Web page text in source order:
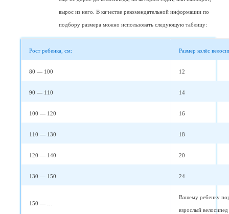
вырос из него. В качестве рекомендательной информации по
подбору размера можно использовать следующую таблицу:
Рост ребенка, см: Размер колёс
80 — 100 12
90 — 110 14
100 — 120 16
110 — 130 18
120 — 140 20
130 — 150 24
150 — …
Вашему ребенку
взрослый велосипед